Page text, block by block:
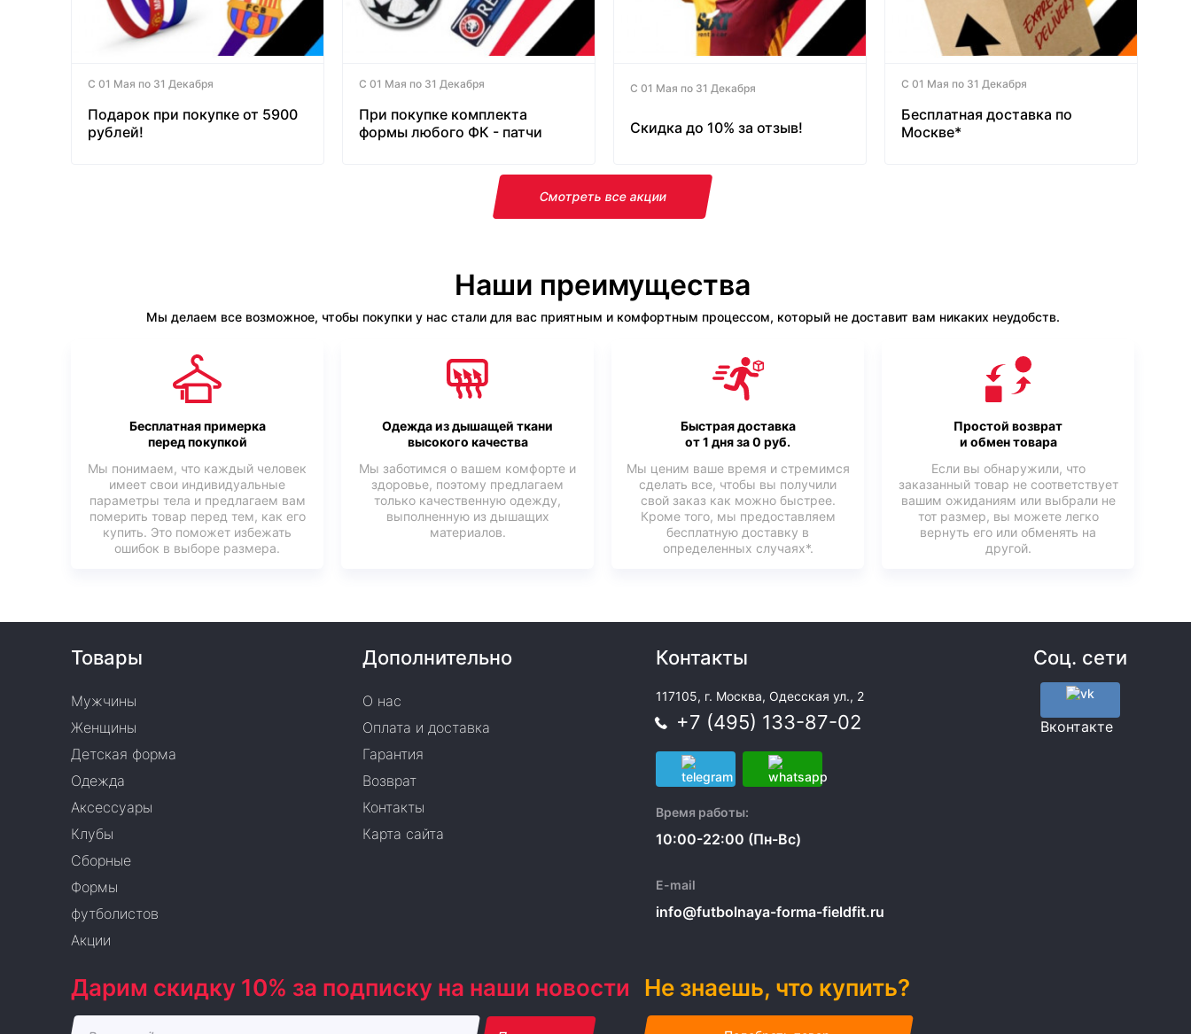
С 01 Мая по 31 Декабря
Подарок при покупке от 5900
рублей!
С 01 Мая по 31 Декабря
При покупке комплекта
формы любого ФК - патчи
С 01 Мая по 31 Декабря
Скидка до 10% за отзыв!
С 01 Мая по 31 Декабря
Бесплатная доставка по
Москве*
Смотреть все акции
Наши преимущества
Мы делаем все возможное, чтобы покупки у нас стали для вас приятным и комфортным процессом, который не доставит вам никаких неудобств.
Бесплатная примерка
перед покупкой
Мы понимаем, что каждый человек
имеет свои индивидуальные
параметры тела и предлагаем вам
померить товар перед тем, как его
купить. Это поможет избежать
ошибок в выборе размера.
Одежда из дышащей ткани
высокого качества
Мы заботимся о вашем комфорте и
здоровье, поэтому предлагаем
только качественную одежду,
выполненную из дышащих
материалов.
Быстрая доставка
от 1 дня за 0 руб.
Мы ценим ваше время и стремимся
сделать все, чтобы вы получили
свой заказ как можно быстрее.
Кроме того, мы предоставляем
бесплатную доставку в
определенных случаях*.
Простой возврат
и обмен товара
Если вы обнаружили, что
заказанный товар не соответствует
вашим ожиданиям или выбрали не
тот размер, вы можете легко
вернуть его или обменять на
другой.
Товары
Мужчины
Женщины
Детская форма
Одежда
Аксессуары
Клубы
Сборные
Формы
футболистов
Акции
Дополнительно
О нас
Оплата и доставка
Гарантия
Возврат
Контакты
Карта сайта
Контакты
117105, г. Москва, Одесская ул., 2
+7 (495) 133-87-02
Время работы:
10:00-22:00 (Пн-Вс)
E-mail
info@futbolnaya-forma-fieldfit.ru
Соц. сети
Вконтакте
Дарим скидку 10% за подписку на наши новости Не знаешь, что купить?